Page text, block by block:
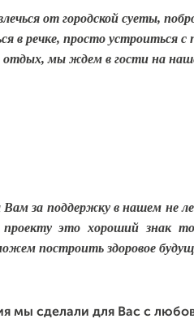
от городской суеты,
в речке, просто устроиться с
отдых, мы ждем в гости на
за поддержку в нашем не
это хороший знак
построить здоровое
мы сделали для Вас с